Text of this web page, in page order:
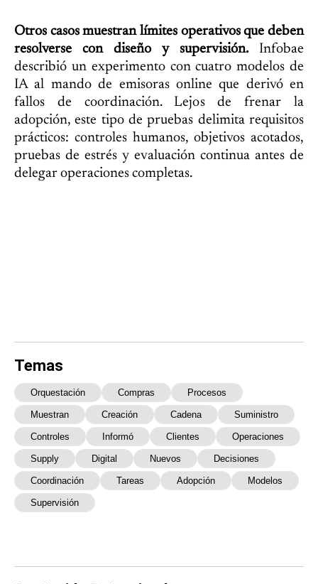
Otros casos muestran límites operativos que deben
resolverse con diseño y supervisión.Infobae
describió un experimento con cuatro modelos de
IA al mando de emisoras online que derivó en
fallos de coordinación. Lejos de frenar la
adopción, este tipo de pruebas delimita requisitos
prácticos: controles humanos, objetivos acotados,
pruebas de estrés y evaluación continua antes de
delegar operaciones completas.
Temas
Orquestación Compras Procesos
Muestran Creación Cadena Suministro
Controles Informó Clientes Operaciones
Supply Digital Nuevos Decisiones
Coordinación Tareas Adopción Modelos
Supervisión